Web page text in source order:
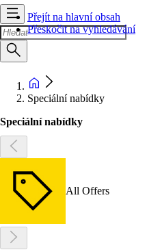
Přejít na hlavní obsah
Přeskočit na vyhledávání
Speciální nabídky
Speciální nabídky
All Offers